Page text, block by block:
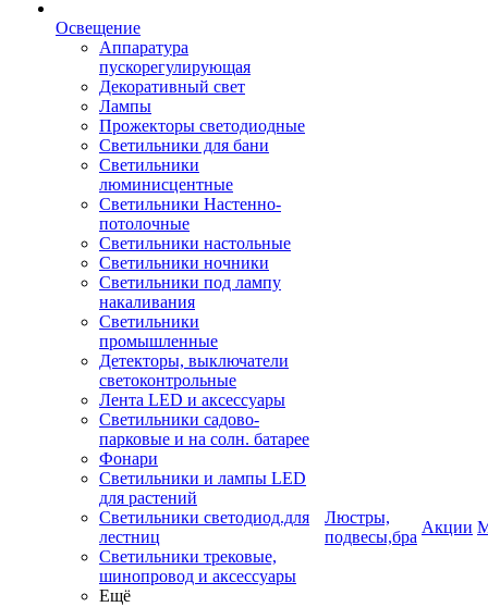
Освещение
Аппаратура
пускорегулирующая
Декоративный свет
Лампы
Прожекторы светодиодные
Светильники для бани
Светильники
люминисцентные
Светильники Настенно-
потолочные
Светильники настольные
Светильники ночники
Светильники под лампу
накаливания
Светильники
промышленные
Детекторы, выключатели
светоконтрольные
Лента LED и аксессуары
Светильники садово-
парковые и на солн. батарее
Фонари
Светильники и лампы LED
для растений
Светильники светодиод.для
лестниц
Светильники трековые,
шинопровод и аксессуары
Ещё
Люстры,
подвесы,бра
Акции